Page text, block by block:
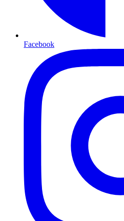
Facebook